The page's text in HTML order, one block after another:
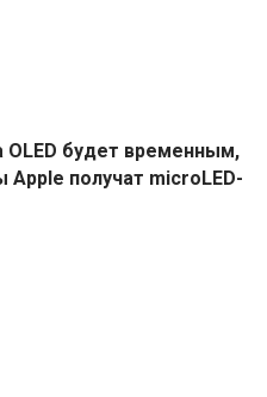
будет временным,
получат microLED-